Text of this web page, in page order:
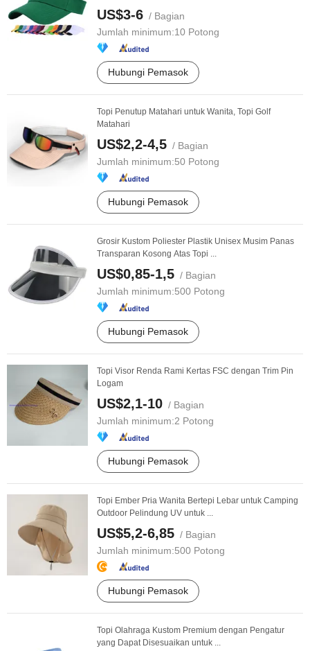
US$3-6 / Bagian
Jumlah minimum:10 Potong
Hubungi Pemasok
Topi Penutup Matahari untuk Wanita, Topi Golf
Matahari
US$2,2-4,5 / Bagian
Jumlah minimum:50 Potong
Hubungi Pemasok
Grosir Kustom Poliester Plastik Unisex Musim Panas
Transparan Kosong Atas Topi ...
US$0,85-1,5 / Bagian
Jumlah minimum:500 Potong
Hubungi Pemasok
Topi Visor Renda Rami Kertas FSC dengan Trim Pin
Logam
US$2,1-10 / Bagian
Jumlah minimum:2 Potong
Hubungi Pemasok
Topi Ember Pria Wanita Bertepi Lebar untuk Camping
Outdoor Pelindung UV untuk ...
US$5,2-6,85 / Bagian
Jumlah minimum:500 Potong
Hubungi Pemasok
Topi Olahraga Kustom Premium dengan Pengatur
yang Dapat Disesuaikan untuk ...